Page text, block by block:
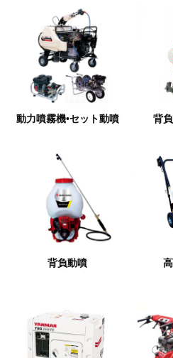
動力噴霧機•セット動噴 背
背負動噴